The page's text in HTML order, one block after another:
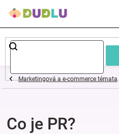
Dětské
a
oblečení
Marketingová a e-commerce témata
Co je PR?